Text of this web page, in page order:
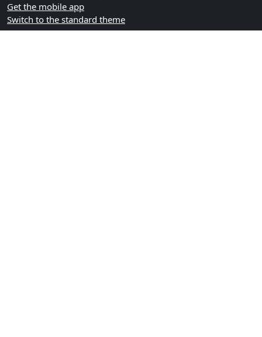
Get the mobile app
Switch to the standard theme